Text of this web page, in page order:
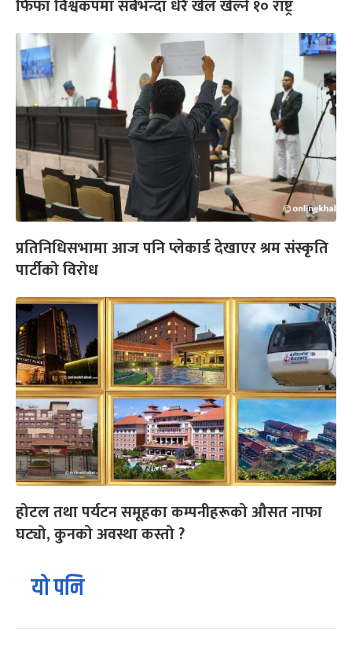
फिफा विश्वकपमा सबैभन्दा धेरै खेल खेल्ने १० राष्ट्र
प्रतिनिधिसभामा आज पनि प्लेकार्ड देखाएर श्रम संस्कृति
पार्टीको विरोध
होटल तथा पर्यटन समूहका कम्पनीहरूको औसत नाफा
घट्यो, कुनको अवस्था कस्तो ?
यो पनि